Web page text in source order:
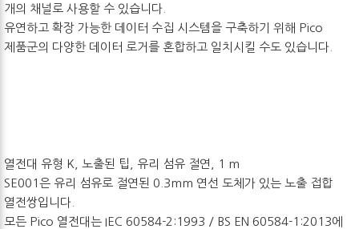
개의 채널로 사용할 수 있습니다.
유연하고 확장 가능한 데이터 수집 시스템을 구축하기 위해 Pico
제품군의 다양한 데이터 로거를 혼합하고 일치시킬 수도 있습니다.
열전대 유형 K, 노출된 팁, 유리 섬유 절연, 1 m
SE001은 유리 섬유로 절연된 0.3mm 연선 도체가 있는 노출 접합
열전쌍입니다.
모든 Pico 열전대는 IEC 60584-2:1993 / BS EN 60584-1:2013에